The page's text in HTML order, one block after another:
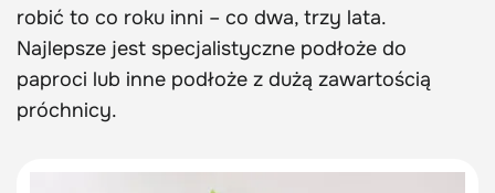
robić to co roku inni – co dwa, trzy lata.
Najlepsze jest specjalistyczne podłoże do
paproci lub inne podłoże z dużą zawartością
próchnicy.